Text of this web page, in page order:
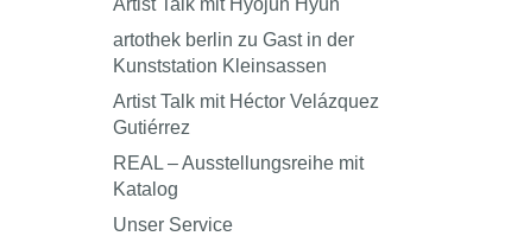
Artist Talk mit Hyojun Hyun
artothek berlin zu Gast in der
Kunststation Kleinsassen
Artist Talk mit Héctor Velázquez
Gutiérrez
REAL – Ausstellungsreihe mit
Katalog
Unser Service